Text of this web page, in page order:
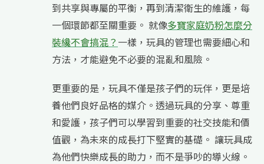
到共享與專屬的平衡，再到清潔衛生的維護，每
一個環節都至關重要。 就像多寶家庭奶粉怎麼分
裝纔不會搞混？ 一樣，玩具的管理也需要細心和
方法，才能避免不必要的混亂和風險。
更重要的是，玩具不僅是孩子們的玩伴，更是培
養他們良好品格的媒介。透過玩具的分享、尊重
和愛護，孩子們可以學習到重要的社交技能和價
值觀，為未來的成長打下堅實的基礎。 讓玩具成
為他們快樂成長的助力，而不是爭吵的導火線。